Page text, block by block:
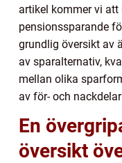
artikel kommer vi
pensionssparande
grundlig översikt av
av sparalternativ,
mellan olika
av för- och
En
översikt